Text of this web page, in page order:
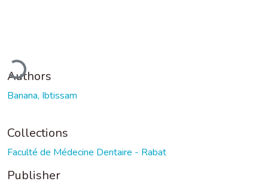
Authors
Banana, Ibtissam
Collections
Faculté de Médecine Dentaire - Rabat
Publisher